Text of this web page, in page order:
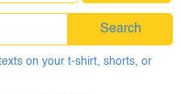
Search
on your t-shirt, shorts, or